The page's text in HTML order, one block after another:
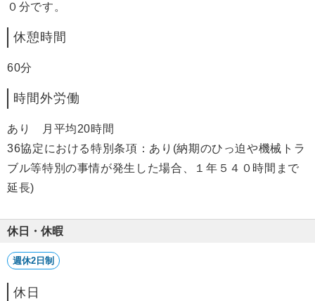
０分です。
休憩時間
60分
時間外労働
あり 月平均20時間
36協定における特別条項：あり(納期のひっ迫や機械トラ
ブル等特別の事情が発生した場合、１年５４０時間まで
延長)
休日・休暇
週休2日制
休日